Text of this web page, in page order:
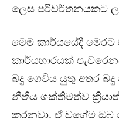
ලෙස පරිවර්තනයකට
මෙම කාර්යයේදී මෙරට
කාර්යභාරයක්
බදු ගෙවිය යුතු අතර
නීතිය ශක්තිමත්ව
කරනවා. ඒ වගේම ඔබ